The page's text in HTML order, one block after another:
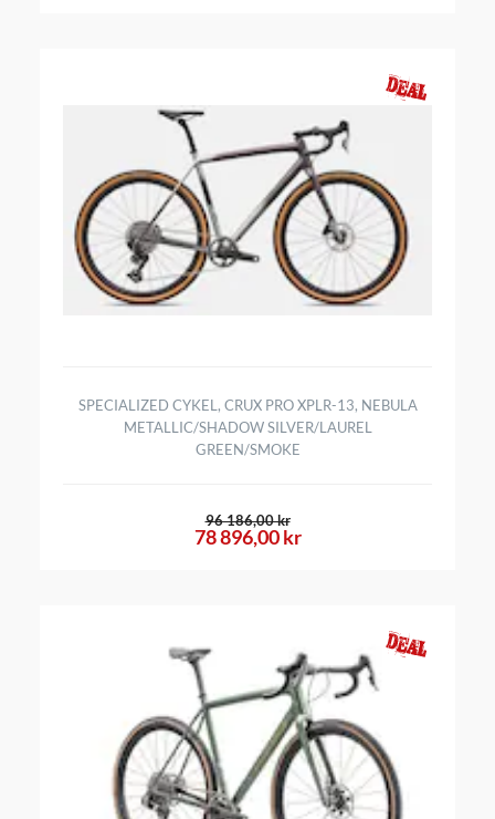
SPECIALIZED CYKEL, CRUX PRO XPLR-13, NEBULA
METALLIC/SHADOW SILVER/LAUREL
GREEN/SMOKE
78 896,00 kr
96 186,00 kr